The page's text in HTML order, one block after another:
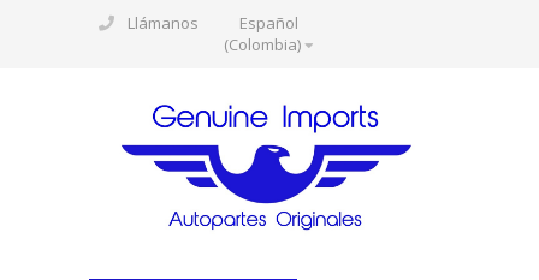
Llámanos
Español
(Colombia)